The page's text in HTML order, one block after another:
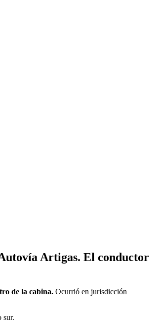
Artigas. El conductor
de la cabina. Ocurrió en jurisdicción
sur.